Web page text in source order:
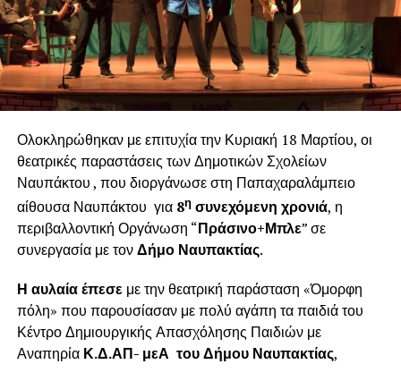
Ολοκληρώθηκαν με επιτυχία την Κυριακή 18 Μαρτίου, οι
θεατρικές παραστάσεις των Δημοτικών Σχολείων
Ναυπάκτου , που διοργάνωσε στη Παπαχαραλάμπειο
αίθουσα Ναυπάκτου για 8ησυνεχόμενη χρονιά, η
περιβαλλοντική Οργάνωση “Πράσινο+Μπλε” σε
συνεργασία με τονΔήμο Ναυπακτίας.
Η αυλαία έπεσεμε την θεατρική παράσταση «Όμορφη
πόλη» που παρουσίασαν με πολύ αγάπη τα παιδιά του
Κέντρο Δημιουργικής Απασχόλησης Παιδιών με
Αναπηρία Κ.Δ.ΑΠ- μεΑ του Δήμου Ναυπακτίας,